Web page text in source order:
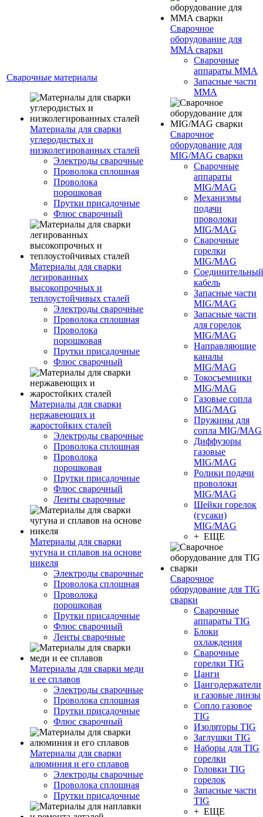
Сварочные материалы
Материалы для сварки
углеродистых и
низколегированных сталей
Электроды сварочные
Проволока сплошная
Проволока
порошковая
Прутки присадочные
Флюс сварочный
Материалы для сварки
легированных
высокопрочных и
теплоустойчивых сталей
Электроды сварочные
Проволока сплошная
Проволока
порошковая
Прутки присадочные
Флюс сварочный
Материалы для сварки
нержавеющих и
жаростойких сталей
Электроды сварочные
Проволока сплошная
Проволока
порошковая
Прутки присадочные
Флюс сварочный
Ленты сварочные
Материалы для сварки
чугуна и сплавов на основе
никеля
Электроды сварочные
Проволока сплошная
Проволока
порошковая
Прутки присадочные
Флюс сварочный
Ленты сварочные
Материалы для сварки меди
и ее сплавов
Электроды сварочные
Проволока сплошная
Прутки присадочные
Флюс сварочный
Материалы для сварки
алюминия и его сплавов
Электроды сварочные
Проволока сплошная
Прутки присадочные
Сварочное
оборудование для
MMA сварки
Сварочные
аппараты MMA
Запасные части
MMA
Сварочное
оборудование для
MIG/MAG сварки
Сварочные
аппараты
MIG/MAG
Механизмы
подачи
проволоки
MIG/MAG
Сварочные
горелки
MIG/MAG
Соединительный
кабель
Запасные части
MIG/MAG
Запасные части
для горелок
MIG/MAG
Направляющие
каналы
MIG/MAG
Токосъемники
MIG/MAG
Газовые сопла
MIG/MAG
Пружины для
сопла MIG/MAG
Диффузоры
газовые
MIG/MAG
Ролики подачи
проволоки
MIG/MAG
Шейки горелок
(гусаки)
MIG/MAG
+ ЕЩЕ
Сварочное
оборудование для TIG
сварки
Сварочные
аппараты TIG
Блоки
охлаждения
Сварочные
горелки TIG
Цанги
Цангодержатели
и газовые линзы
Сопло газовое
TIG
Изоляторы TIG
Заглушки TIG
Наборы для TIG
горелки
Головки TIG
горелок
Запасные части
TIG
+ ЕЩЕ